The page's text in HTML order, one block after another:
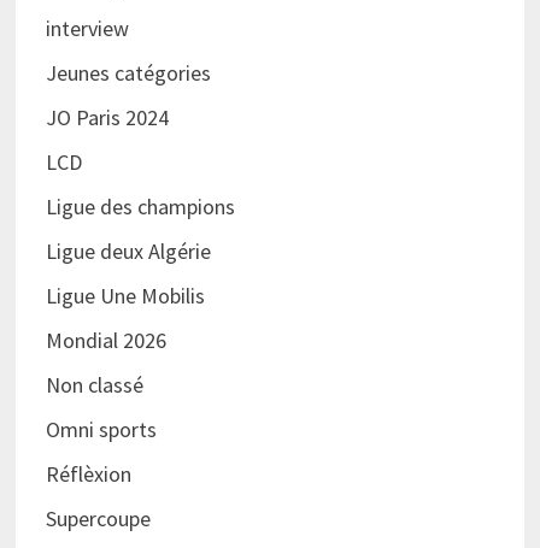
interview
Jeunes catégories
JO Paris 2024
LCD
Ligue des champions
Ligue deux Algérie
Ligue Une Mobilis
Mondial 2026
Non classé
Omni sports
Réflèxion
Supercoupe